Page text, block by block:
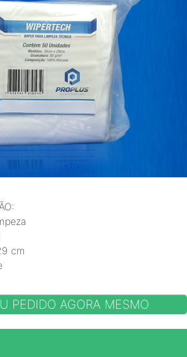
cm
PEDIDO AGORA MESMO